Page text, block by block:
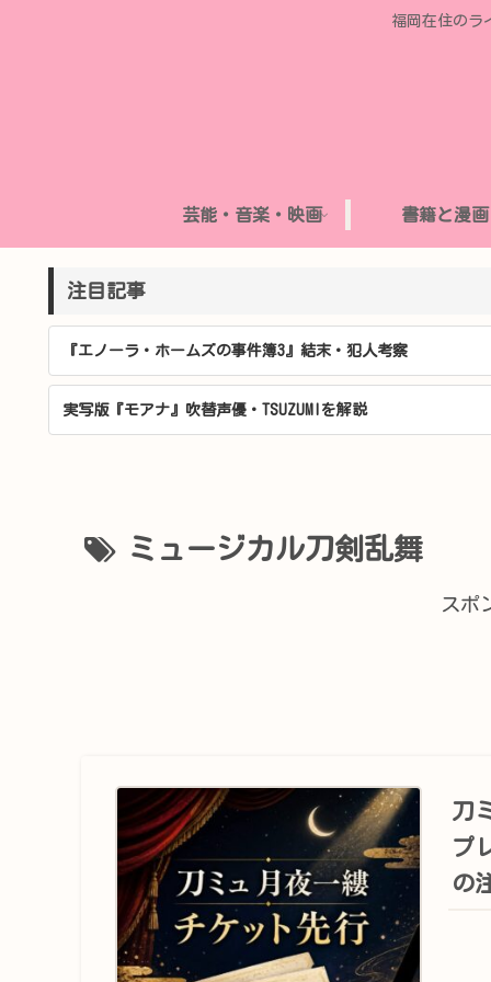
福岡在住のラ
芸能・音楽・映画 書籍と漫画
注目記事
『エノーラ・ホームズの事件簿3』結末・犯人考察
実写版『モアナ』吹替声優・TSUZUMIを解説
ミュージカル刀剣乱舞
スポ
刀
プ
の